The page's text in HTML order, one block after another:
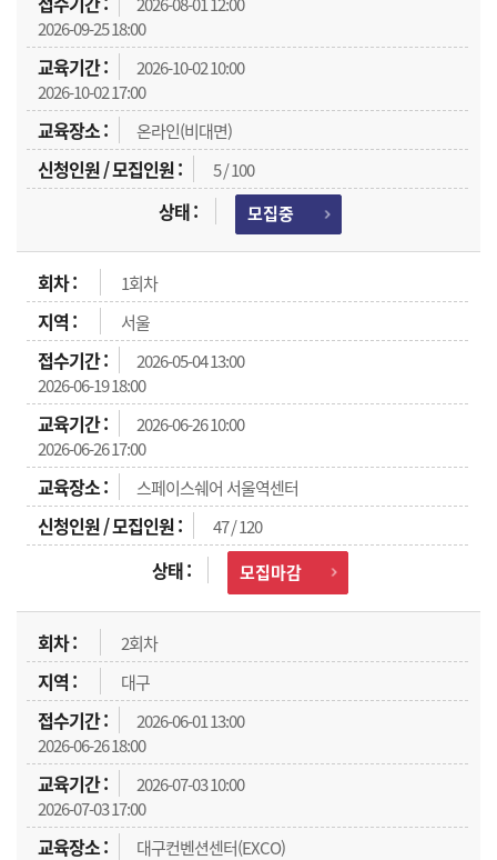
2026-09-25 18:00
2026-10-02 10:00
2026-10-02 17:00
온라인(비대면)
5 / 100
모집중
1회차
서울
2026-05-04 13:00
2026-06-19 18:00
2026-06-26 10:00
2026-06-26 17:00
스페이스쉐어 서울역센터
47 / 120
모집마감
2회차
대구
2026-06-01 13:00
2026-06-26 18:00
2026-07-03 10:00
2026-07-03 17:00
대구컨벤션센터(EXCO)